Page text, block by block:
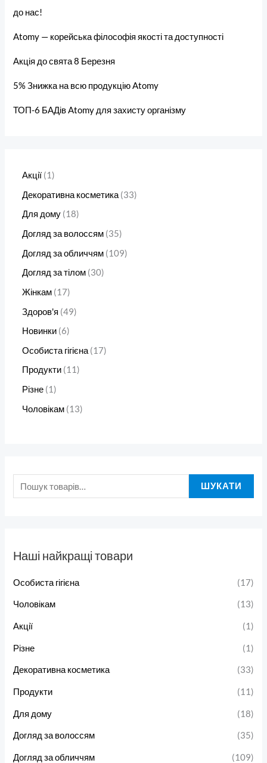
до нас!
Atomy — корейська філософія якості та доступності
Акція до свята 8 Березня
5% Знижка на всю продукцію Atomy
ТОП-6 БАДів Atomy для захисту організму
Акції 1
Декоративна косметика 33
Для дому 18
Догляд за волоссям 35
Догляд за обличчям 109
Догляд за тілом 30
Жінкам 17
Здоров'я 49
Новинки 6
Особиста гігієна 17
Продукти 11
Різне 1
Чоловікам 13
ШУКАТИ
Наші найкращі товари
Особиста гігієна (17)
Чоловікам (13)
Акції (1)
Різне (1)
Декоративна косметика (33)
Продукти (11)
Для дому (18)
Догляд за волоссям (35)
Догляд за обличчям (109)